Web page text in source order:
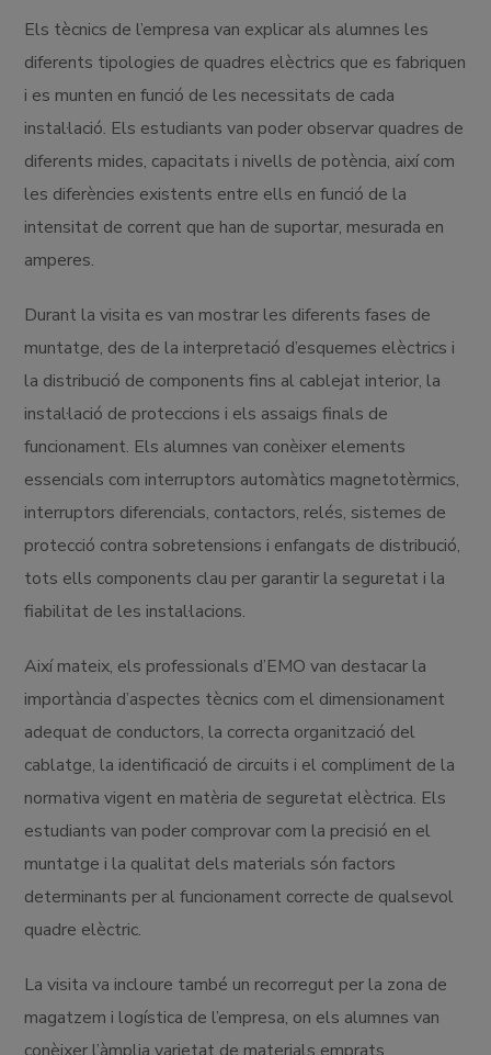
Els tècnics de l’empresa van explicar als alumnes les
diferents tipologies de quadres elèctrics que es fabriquen
i es munten en funció de les necessitats de cada
instal·lació. Els estudiants van poder observar quadres de
diferents mides, capacitats i nivells de potència, així com
les diferències existents entre ells en funció de la
intensitat de corrent que han de suportar, mesurada en
amperes.
Durant la visita es van mostrar les diferents fases de
muntatge, des de la interpretació d’esquemes elèctrics i
la distribució de components fins al cablejat interior, la
instal·lació de proteccions i els assaigs finals de
funcionament. Els alumnes van conèixer elements
essencials com interruptors automàtics magnetotèrmics,
interruptors diferencials, contactors, relés, sistemes de
protecció contra sobretensions i enfangats de distribució,
tots ells components clau per garantir la seguretat i la
fiabilitat de les instal·lacions.
Així mateix, els professionals d’EMO van destacar la
importància d’aspectes tècnics com el dimensionament
adequat de conductors, la correcta organització del
cablatge, la identificació de circuits i el compliment de la
normativa vigent en matèria de seguretat elèctrica. Els
estudiants van poder comprovar com la precisió en el
muntatge i la qualitat dels materials són factors
determinants per al funcionament correcte de qualsevol
quadre elèctric.
La visita va incloure també un recorregut per la zona de
magatzem i logística de l’empresa, on els alumnes van